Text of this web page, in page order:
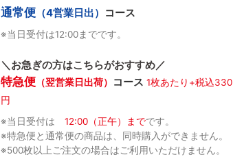
通常便（4営業日出） コース
※当日受付は12:00までです。
＼お急ぎの方はこちらがおすすめ／
特急便 （翌営業日出荷） コース 1枚あたり+税込330
円
※当日受付は 12:00（正午）までです。
※特急便と通常便の商品は、同時購入ができません。
※500枚以上ご注文の場合はご利用いただけません。